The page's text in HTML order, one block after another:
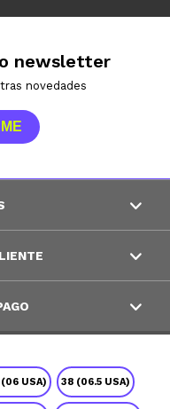
USA) 38 (06.5 USA)
newsletter
novedades